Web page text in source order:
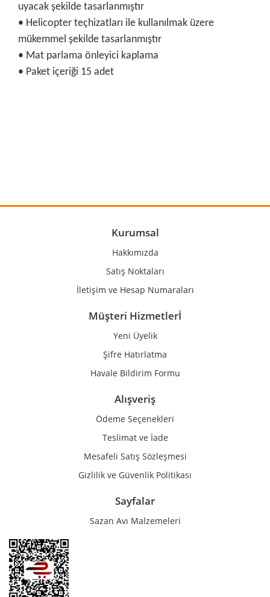
uyacak şekilde tasarlanmıştır
• Helicopter teçhizatları ile kullanılmak üzere
mükemmel şekilde tasarlanmıştır
• Mat parlama önleyici kaplama
• Paket içeriği 15 adet
Ürün açıklamasında eksik bilgiler bulunuyor.
Ürün bilgilerinde hatalar bulunuyor.
Gönder
Kurumsal
Hakkımızda
Satış Noktaları
İletişim ve Hesap Numaraları
Müşteri Hizmetlerİ
Yeni Üyelik
Şifre Hatırlatma
Havale Bildirim Formu
Alışveriş
Ödeme Seçenekleri
Teslimat ve İade
Mesafeli Satış Sözleşmesi
Gizlilik ve Güvenlik Politikası
Sayfalar
Sazan Avı Malzemeleri